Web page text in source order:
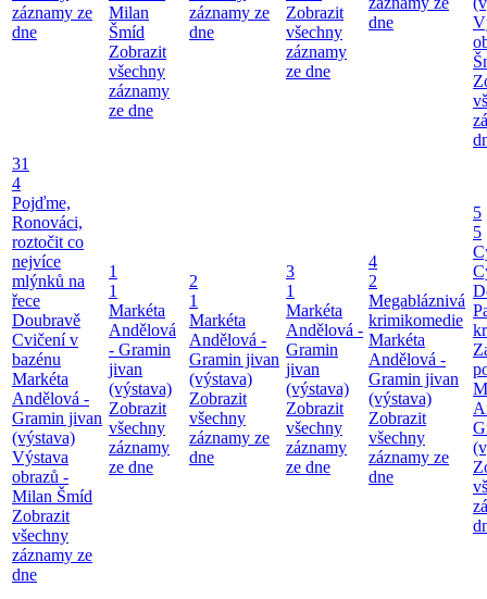
záznamy ze
dne
Milan
Šmíd
Zobrazit
všechny
záznamy
ze dne
záznamy ze
dne
Zobrazit
všechny
záznamy
ze dne
dne
31
4
Pojďme,
Ronováci,
roztočit co
nejvíce
mlýnků na
řece
Doubravě
Cvičení v
bazénu
Markéta
Andělová -
Gramin jivan
(výstava)
Výstava
obrazů -
Milan Šmíd
Zobrazit
všechny
záznamy ze
dne
1
1
Markéta
Andělová
- Gramin
jivan
(výstava)
Zobrazit
všechny
záznamy
ze dne
2
1
Markéta
Andělová -
Gramin jivan
(výstava)
Zobrazit
všechny
záznamy ze
dne
3
1
Markéta
Andělová -
Gramin
jivan
(výstava)
Zobrazit
všechny
záznamy
ze dne
4
2
Megabláznivá
krimikomedie
Markéta
Andělová -
Gramin jivan
(výstava)
Zobrazit
všechny
záznamy ze
dne
5
5